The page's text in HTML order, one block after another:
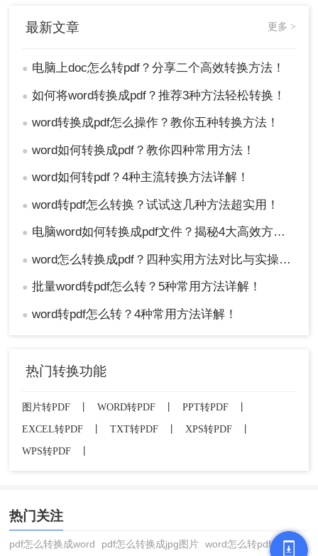
最新文章 更多 >
● 电脑上doc怎么转pdf？分享二个高效转换方法！
● 如何将word转换成pdf？推荐3种方法轻松转换！
● word转换成pdf怎么操作？教你五种转换方法！
● word如何转换成pdf？教你四种常用方法！
● word如何转pdf？4种主流转换方法详解！
● word转pdf怎么转换？试试这几种方法超实用！
● 电脑word如何转换成pdf文件？揭秘4大高效方法，轻松搞定所有场景！
● word怎么转换成pdf？四种实用方法对比与实操指南（附详细表格）！
● 批量word转pdf怎么转？5种常用方法详解！
● word转pdf怎么转？4种常用方法详解！
热门转换功能
图片转PDF WORD转PDF PPT转PDF
EXCEL转PDF
TXT转PDF XPS转PDF
WPS转PDF
热门关注
pdf怎么转换成word pdf怎么转换成jpg图片 word怎么转pdf